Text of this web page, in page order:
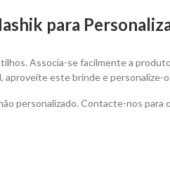
para
Associa-se facilmente a
aproveite este brinde e personalize-
personalizado. Contacte-nos